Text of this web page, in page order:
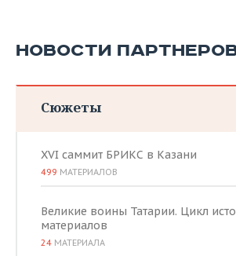
НОВОСТИ
Сюжеты
XVI саммит БРИКС в Казани
499 МАТЕРИАЛОВ
Великие воины Татарии. Цикл
материалов
24 МАТЕРИАЛА